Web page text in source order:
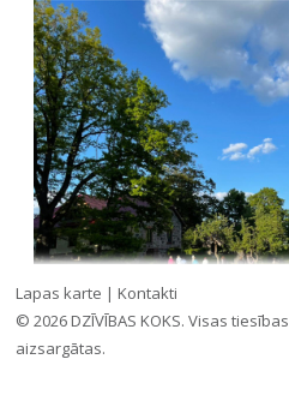
Lapas karte | Kontakti
© 2026 DZĪVĪBAS KOKS. Visas tiesības
aizsargātas.